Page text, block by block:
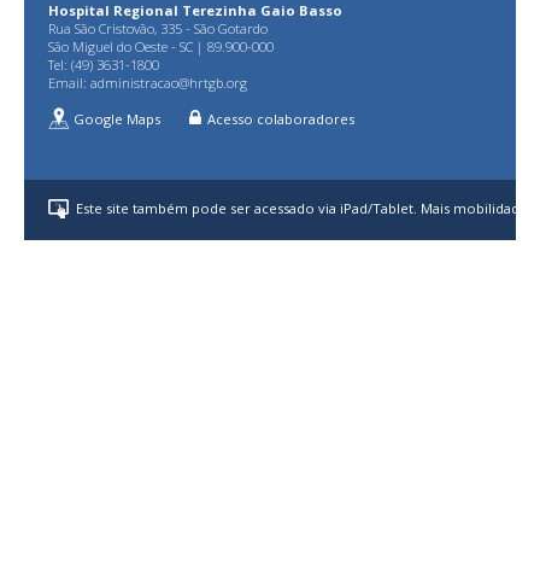
Hospital Regional Terezinha Gaio Basso
Rua São Cristovão, 335 - São Gotardo
São Miguel do Oeste - SC | 89.900-000
Tel: (49) 3631-1800
Email: administracao@hrtgb.org
Google Maps
Acesso colaboradores
Este site também pode ser acessado via iPad/Tablet. Mais mobilidade